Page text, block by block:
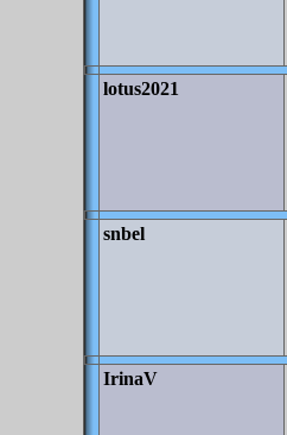
lotus2021
snbel
IrinaV